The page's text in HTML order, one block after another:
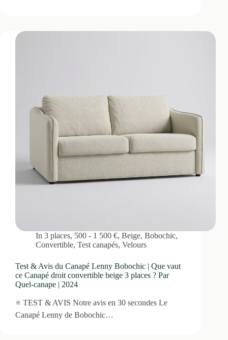
In 3 places, 500 - 1 500 €,Beige,Bobochic,
Convertible, Test canapés, Velours
Test & Avis du Canapé Lenny Bobochic | Que vaut
ce Canapé droit convertible beige 3 places ? Par
Quel-canape | 2024
⭐ TEST & AVIS Notre avis en 30 secondes Le
Canapé Lenny de Bobochic…